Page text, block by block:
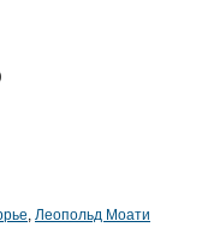
Леопольд Моати